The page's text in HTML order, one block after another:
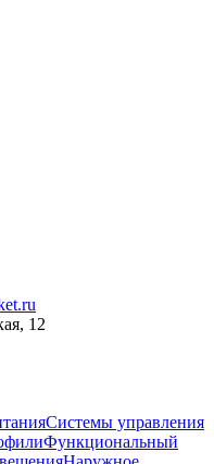
12
Системы управления
Функциональный